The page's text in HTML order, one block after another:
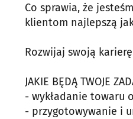
Co sprawia, że
klientom najlepszą
Rozwijaj swoją
JAKIE BĘDĄ TWOJE
- wykładanie towaru
- przygotowywanie i